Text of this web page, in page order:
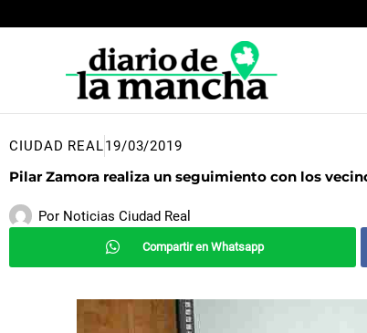
al
CIUDAD REAL19/03/2019
Pilar Zamora realiza un seguimiento con los
Por Noticias Ciudad Real
Compartir en Whatsapp